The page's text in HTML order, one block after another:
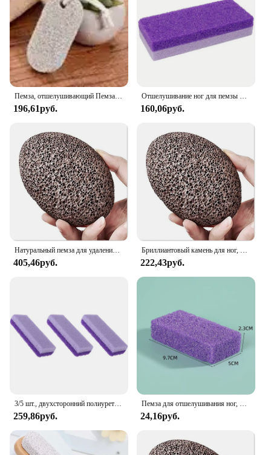
196,61руб. 160,06руб.
405,46руб. 222,43руб.
3/5 шт., двухсторонний полиуретановый инструмент для удаления омертвевшей кожи
259,86руб.
Пемза для отшелушивания ног, ручка для педикюра, скребок для ног, пилка для омертвевшей, жесткой, грубой и сухой кожи, ручное устройство для удаления мозолей, потрескавшегося пятки
24,16руб.